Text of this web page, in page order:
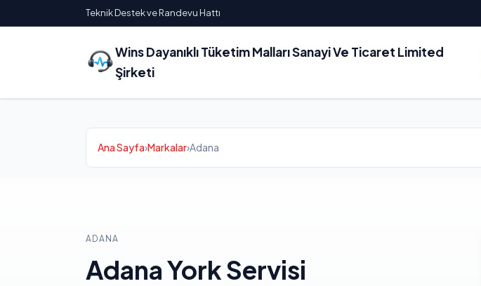
Teknik Destek ve Randevu Hattı
Wins Dayanıklı Tüketim Malları Sanayi Ve Ticaret Limited
Şirketi
Ana Sayfa›Markalar›Adana
ADANA
Adana York Servisi